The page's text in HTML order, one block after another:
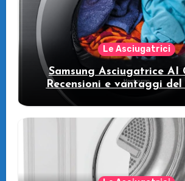
Le Asciugatrici
Samsung Asciugatrice AI
Recensioni e vantaggi del